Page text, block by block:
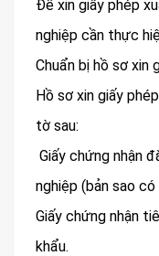
Để xin giấy phép
nghiệp cần thực
Chuẩn bị hồ sơ xin
Hồ sơ xin giấy
tờ sau:
Giấy chứng nhận
nghiệp (bản sao
Giấy chứng nhận
khẩu.